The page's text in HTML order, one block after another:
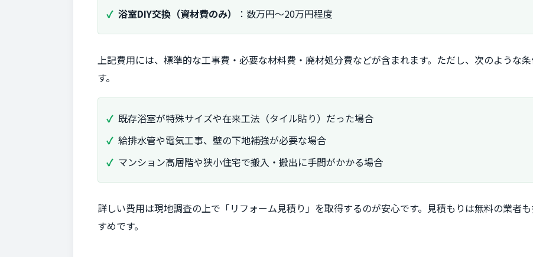
浴室DIY交換（資材費のみ）
：数万円～20万円程度
上記費用には、標準的な工事費・必要な材料費・廃材処分費などが含まれます。ただし、次のような
す。
既存浴室が特殊サイズや在来工法（タイル貼り）だった場合
給排水管や電気工事、壁の下地補強が必要な場合
マンション高層階や狭小住宅で搬入・搬出に手間がかかる場合
詳しい費用は現地調査の上で「リフォーム見積り」を取得するのが安心です。見積もりは無料の業者
すめです。